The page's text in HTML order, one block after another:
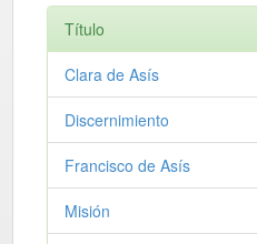
Título
Clara de Asís
Discernimiento
Francisco de Asís
Misión